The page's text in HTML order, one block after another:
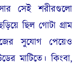
সেই শরীরগুলো
ছিল গোটা গ্রাম
সুযোগ পেয়েও
মাটিতে। কিংবা,